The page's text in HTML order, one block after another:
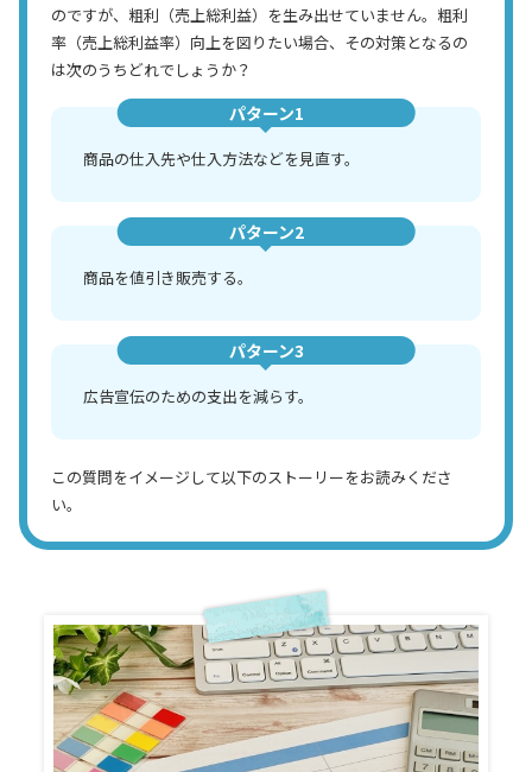
のですが、粗利（売上総利益）を生み出せていません。粗利
率（売上総利益率）向上を図りたい場合、その対策となるの
は次のうちどれでしょうか？
パターン1
商品の仕入先や仕入方法などを見直す。
パターン2
商品を値引き販売する。
パターン3
広告宣伝のための支出を減らす。
この質問をイメージして以下のストーリーをお読みくださ
い。